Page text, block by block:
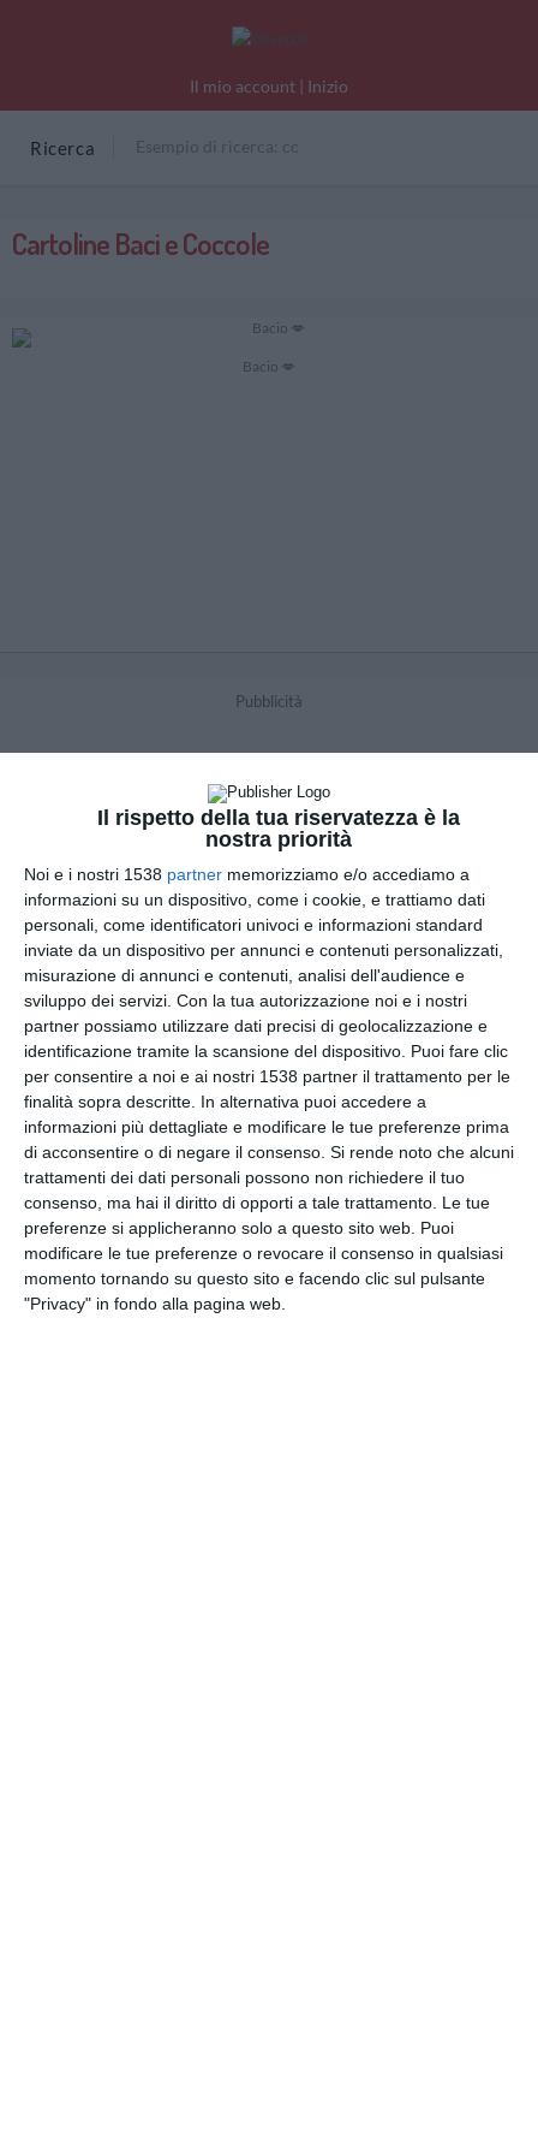
Il rispetto della tua riservatezza è la
nostra priorità
Noi e i nostri 1538 partner memorizziamo e/o accediamo a
informazioni su un dispositivo, come i cookie, e trattiamo dati
personali, come identificatori univoci e informazioni standard
inviate da un dispositivo per annunci e contenuti personalizzati,
misurazione di annunci e contenuti, analisi dell'audience e
sviluppo dei servizi. Con la tua autorizzazione noi e i nostri
partner possiamo utilizzare dati precisi di geolocalizzazione e
identificazione tramite la scansione del dispositivo. Puoi fare clic
per consentire a noi e ai nostri 1538 partner il trattamento per le
finalità sopra descritte. In alternativa puoi accedere a
informazioni più dettagliate e modificare le tue preferenze prima
di acconsentire o di negare il consenso. Si rende noto che alcuni
trattamenti dei dati personali possono non richiedere il tuo
consenso, ma hai il diritto di opporti a tale trattamento. Le tue
preferenze si applicheranno solo a questo sito web. Puoi
modificare le tue preferenze o revocare il consenso in qualsiasi
momento tornando su questo sito e facendo clic sul pulsante
"Privacy" in fondo alla pagina web.
Il mio account | Inizio
Ricerca
Cartoline Baci e Coccole
Bacio 💋
Pubblicità
Ti penso